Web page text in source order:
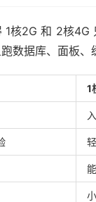
1核2G 和 2核4G
数据库、面板、
1